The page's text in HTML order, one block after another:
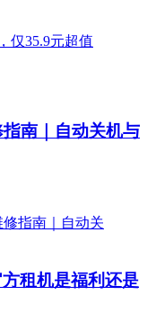
南｜自动关机与
租机是福利还是